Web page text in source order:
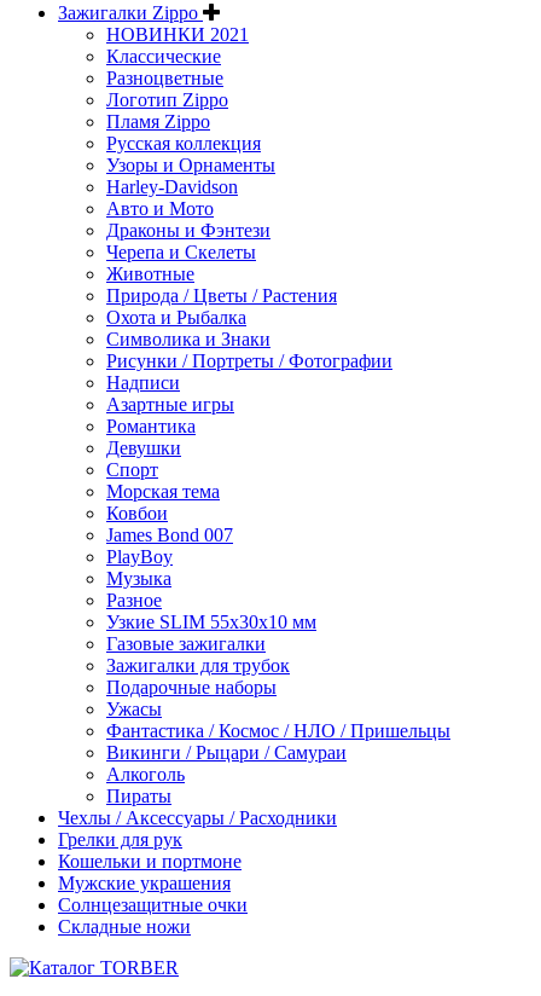
Зажигалки Zippo
НОВИНКИ 2021
Классические
Разноцветные
Логотип Zippo
Пламя Zippo
Русская коллекция
Узоры и Орнаменты
Harley-Davidson
Авто и Мото
Драконы и Фэнтези
Черепа и Скелеты
Животные
Природа / Цветы / Растения
Охота и Рыбалка
Символика и Знаки
Рисунки / Портреты / Фотографии
Надписи
Азартные игры
Романтика
Девушки
Спорт
Морская тема
Ковбои
James Bond 007
PlayBoy
Музыка
Разное
Узкие SLIM 55x30x10 мм
Газовые зажигалки
Зажигалки для трубок
Подарочные наборы
Ужасы
Фантастика / Космос / НЛО / Пришельцы
Викинги / Рыцари / Самураи
Алкоголь
Пираты
Чехлы / Аксессуары / Расходники
Грелки для рук
Кошельки и портмоне
Мужские украшения
Солнцезащитные очки
Складные ножи